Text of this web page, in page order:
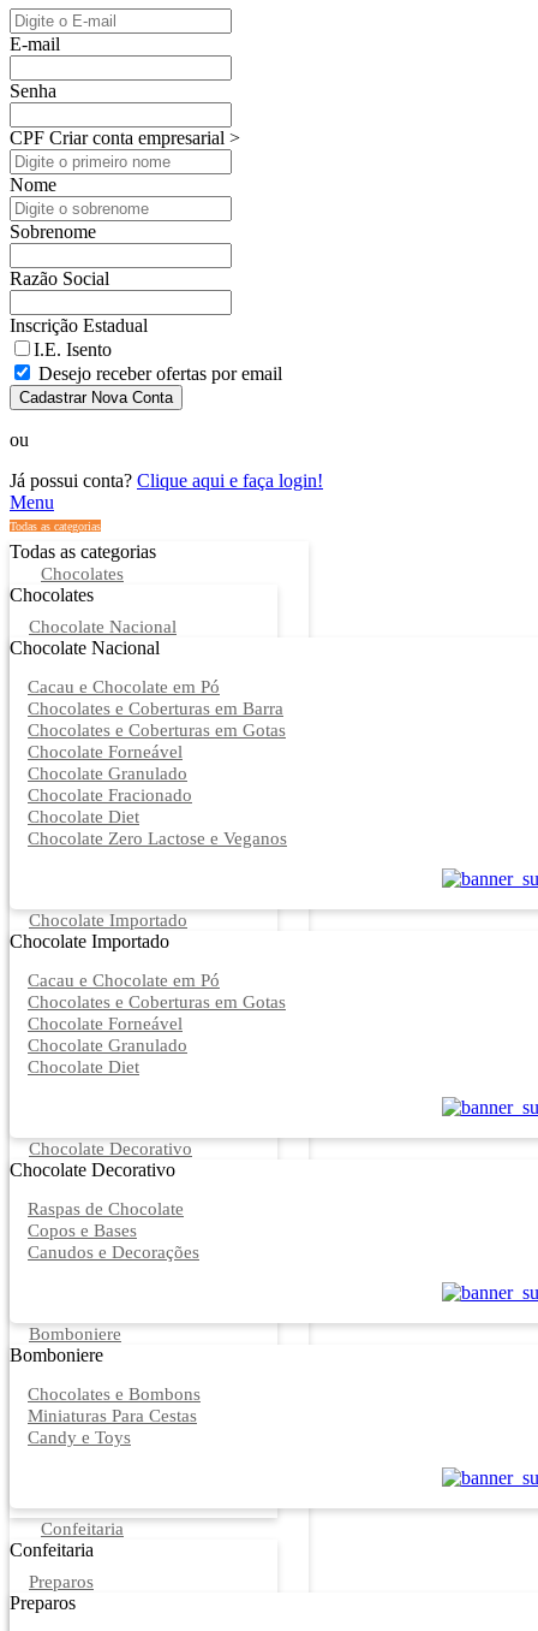
E-mail
Senha
CPF Criar conta empresarial >
Nome
Sobrenome
Razão Social
Inscrição Estadual
I.E. Isento
Desejo receber ofertas por email
Cadastrar Nova Conta
ou
Já possui conta? Clique aqui e faça login!
Menu
Todas as categorias
Todas as categorias
Chocolates
Chocolates
Chocolate Nacional
Chocolate Nacional
Cacau e Chocolate em Pó
Chocolates e Coberturas em Barra
Chocolates e Coberturas em Gotas
Chocolate Forneável
Chocolate Granulado
Chocolate Fracionado
Chocolate Diet
Chocolate Zero Lactose e Veganos
Chocolate Importado
Chocolate Importado
Cacau e Chocolate em Pó
Chocolates e Coberturas em Gotas
Chocolate Forneável
Chocolate Granulado
Chocolate Diet
Chocolate Decorativo
Chocolate Decorativo
Raspas de Chocolate
Copos e Bases
Canudos e Decorações
Bomboniere
Bomboniere
Chocolates e Bombons
Miniaturas Para Cestas
Candy e Toys
Confeitaria
Confeitaria
Preparos
Preparos